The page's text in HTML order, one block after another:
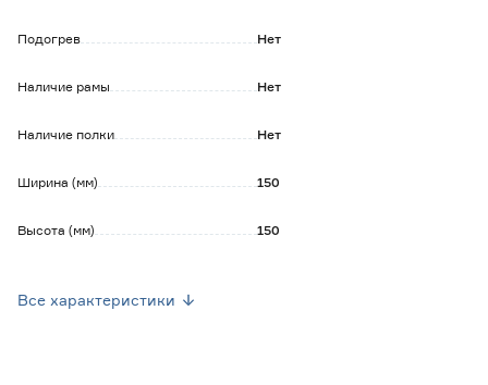
Подогрев Нет
Наличие рамы Нет
Наличие полки Нет
Ширина (мм) 150
Высота (мм) 150
Все характеристики